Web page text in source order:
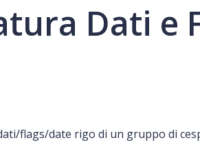
Dati e
flags/date rigo di un gruppo di